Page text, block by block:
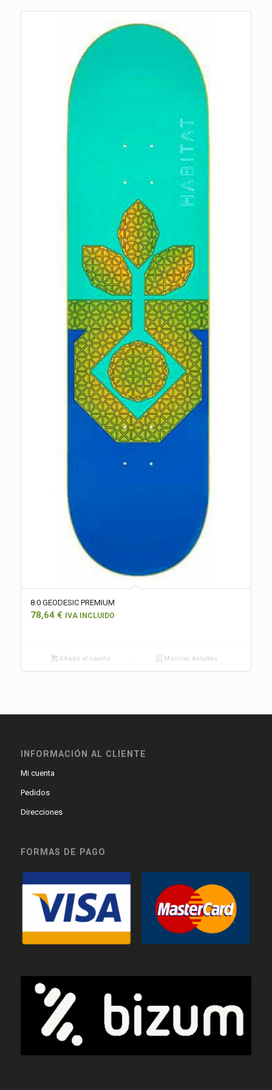
8.0 GEODESIC PREMIUM
78,64 € IVA INCLUIDO
Añadir al carrito Mostrar detalles
INFORMACIÓN AL CLIENTE
Mi cuenta
Pedidos
Direcciones
FORMAS DE PAGO